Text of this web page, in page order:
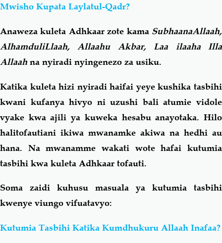
Mwisho Kupata Laylatul-Qadr?
Anaweza kuleta Adhkaar zote kama SubhaanaAllaah,
AlhamduliLlaah, Allaahu Akbar, Laa ilaaha Illa
Allaah na nyiradi nyingenezo za usiku.
Katika kuleta hizi nyiradi haifai yeye kushika tasbihi
kwani kufanya hivyo ni uzushi bali atumie vidole
vyake kwa ajili ya kuweka hesabu anayotaka. Hilo
halitofautiani ikiwa mwanamke akiwa na hedhi au
hana. Na mwanamme wakati wote hafai kutumia
tasbihi kwa kuleta Adhkaar tofauti.
Soma zaidi kuhusu masuala ya kutumia tasbihi
kwenye viungo vifuatavyo:
Kutumia Tasbihi Katika Kumdhukuru Allaah Inafaa?